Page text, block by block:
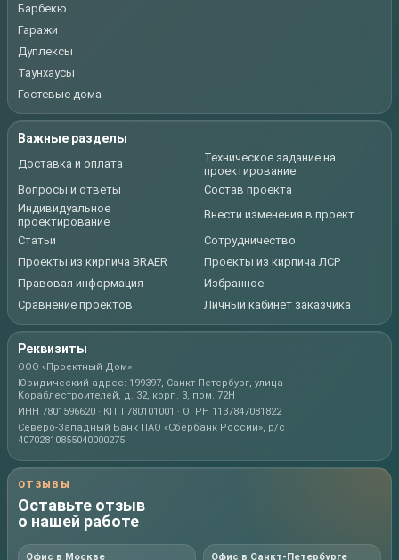
Барбекю
Гаражи
Дуплексы
Таунхаусы
Гостевые дома
Важные разделы
Доставка и оплата
Техническое задание на
проектирование
Вопросы и ответы
Состав проекта
Индивидуальное
проектирование
Внести изменения в проект
Статьи
Сотрудничество
Проекты из кирпича BRAER
Проекты из кирпича ЛСР
Правовая информация
Избранное
Сравнение проектов
Личный кабинет заказчика
Реквизиты
ООО «Проектный Дом»
Юридический адрес: 199397, Санкт-Петербург, улица
Кораблестроителей, д. 32, корп. 3, пом. 72Н
ИНН 7801596620 · КПП 780101001 · ОГРН 1137847081822
Северо-Западный Банк ПАО «Сбербанк России», р/с
40702810855040000275
ОТЗЫВЫ
Оставьте отзыв
о нашей работе
Офис в Москве Офис в Санкт-Петербурге